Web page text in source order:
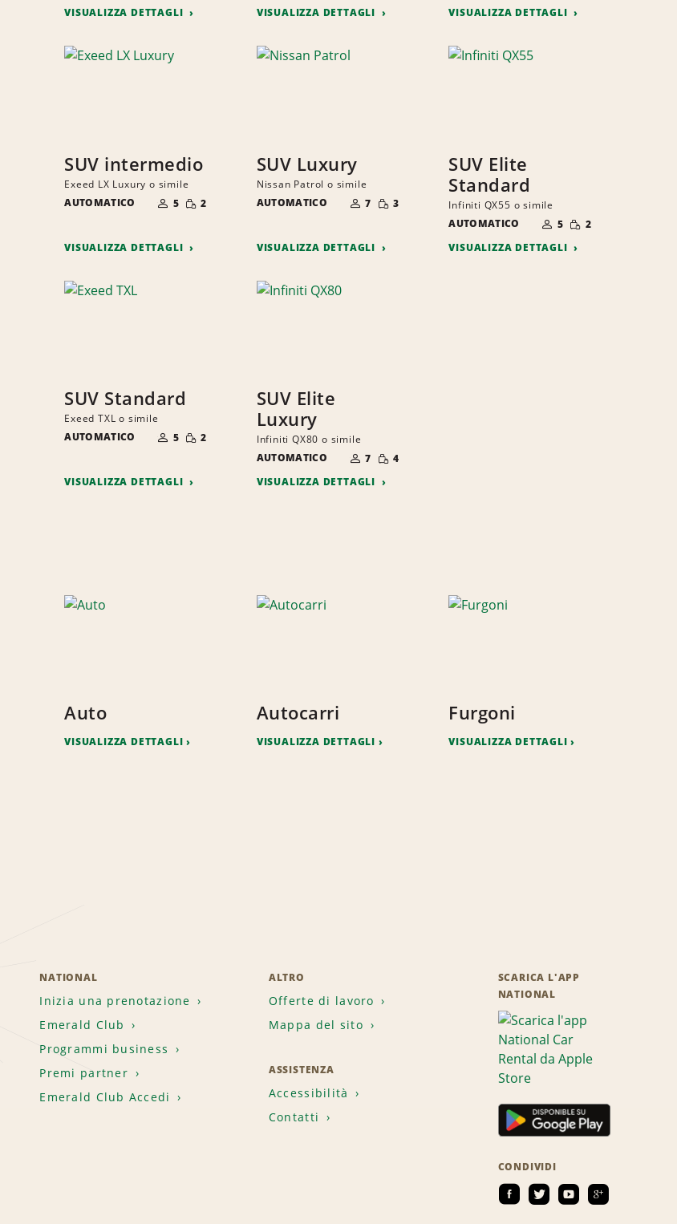
VISUALIZZA DETTAGLI
VISUALIZZA DETTAGLI
VISUALIZZA DETTAGLI
SUV intermedio
Exeed LX Luxury o simile
AUTOMATICO
DI
PERSONE
5 QUANTITÀ
RIDOTTA
2
VISUALIZZA DETTAGLI
SUV Luxury
Nissan Patrol o simile
AUTOMATICO
DI
PERSONE
7 QUANTITÀ
RIDOTTA
3
VISUALIZZA DETTAGLI
SUV Elite
Standard
Infiniti QX55 o simile
AUTOMATICO
DI
PERSONE
5 QUANTITÀ
RIDOTTA
2
VISUALIZZA DETTAGLI
SUV Standard
Exeed TXL o simile
AUTOMATICO
DI
PERSONE
5 QUANTITÀ
RIDOTTA
2
VISUALIZZA DETTAGLI
SUV Elite
Luxury
Infiniti QX80 o simile
AUTOMATICO
DI
PERSONE
7 QUANTITÀ
RIDOTTA
4
VISUALIZZA DETTAGLI
Auto
VISUALIZZA DETTAGLI
Autocarri
VISUALIZZA DETTAGLI
Furgoni
VISUALIZZA DETTAGLI
NATIONAL
Inizia una prenotazione
Emerald Club
Programmi business
Premi partner
Emerald Club Accedi
ALTRO
Offerte di lavoro
Mappa del sito
ASSISTENZA
Accessibilità
Contatti
SCARICA L'APP
NATIONAL
CONDIVIDI